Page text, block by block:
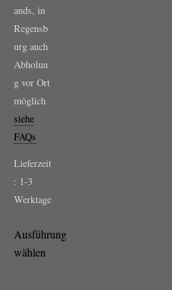
ands, in
Regensb
urg auch
Abholun
g vor Ort
möglich
siehe
FAQs
Lieferzeit
: 1-3
Werktage
Ausführung
wählen